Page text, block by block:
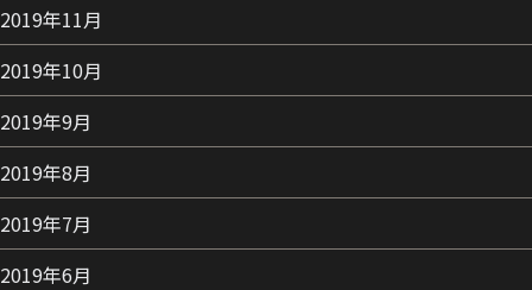
2019年11月
2019年10月
2019年9月
2019年8月
2019年7月
2019年6月